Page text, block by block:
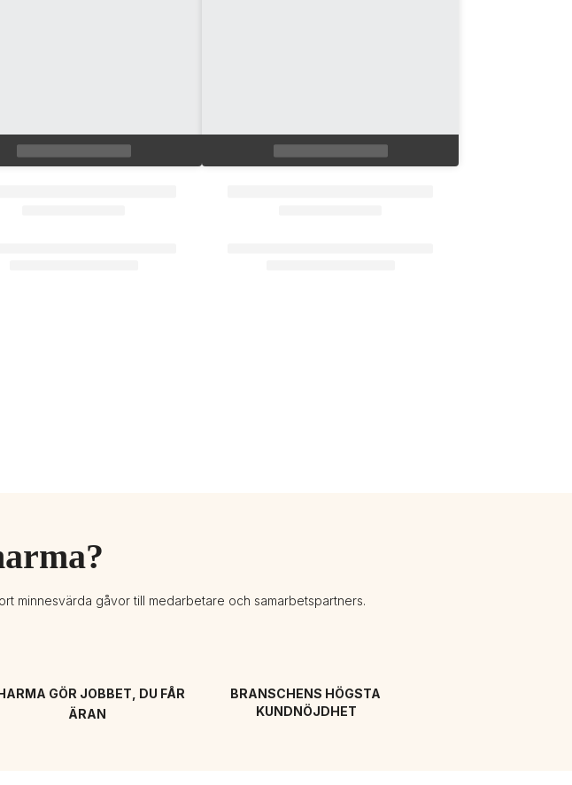
minnesvärda gåvor till medarbetare och samarbetspartners.
GÖR JOBBET, DU FÅR
ÄRAN
BRANSCHENS HÖGSTA
KUNDNÖJDHET